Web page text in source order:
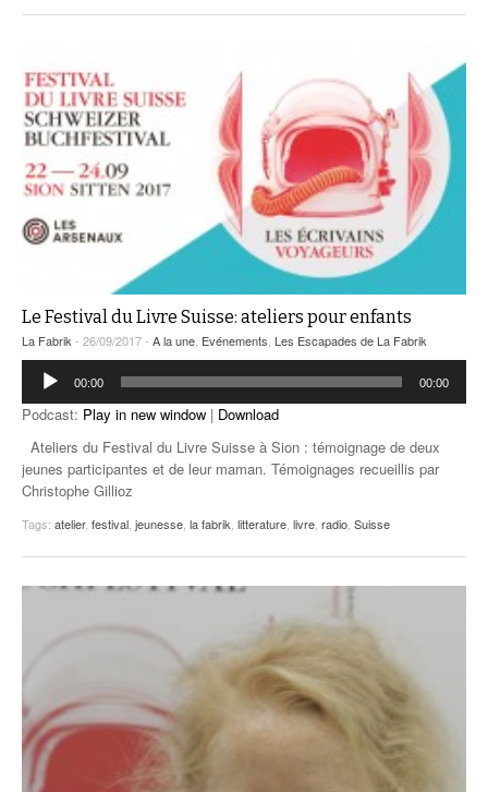
Le Festival du Livre Suisse: ateliers pour enfants
La Fabrik - 26/09/2017 - A la une Evénements Les Escapades de La Fabrik
Lecteur
audio
00:00 00:00
Podcast: Play in new window | Download
Ateliers du Festival du Livre Suisse à Sion : témoignage de deux
jeunes participantes et de leur maman. Témoignages recueillis par
Christophe Gillioz
Tags: atelier, festival jeunesse la fabrik litterature livre radio Suisse